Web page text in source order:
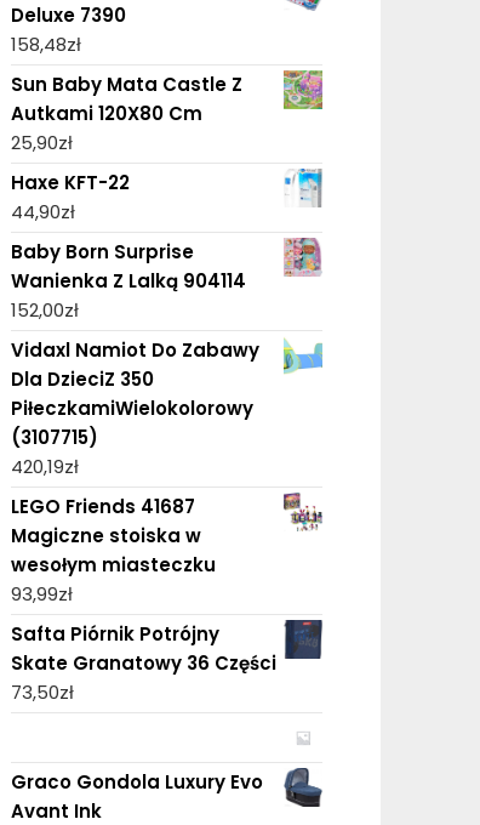
Deluxe 7390
158,48zł
Sun Baby Mata Castle Z
Autkami 120X80 Cm
25,90zł
Haxe KFT-22
44,90zł
Baby Born Surprise
Wanienka Z Lalką 904114
152,00zł
Vidaxl Namiot Do Zabawy
Dla DzieciZ 350
PiłeczkamiWielokolorowy
(3107715)
420,19zł
LEGO Friends 41687
Magiczne stoiska w
wesołym miasteczku
93,99zł
Safta Piórnik Potrójny
Skate Granatowy 36 Części
73,50zł
Graco Gondola Luxury Evo
Avant Ink